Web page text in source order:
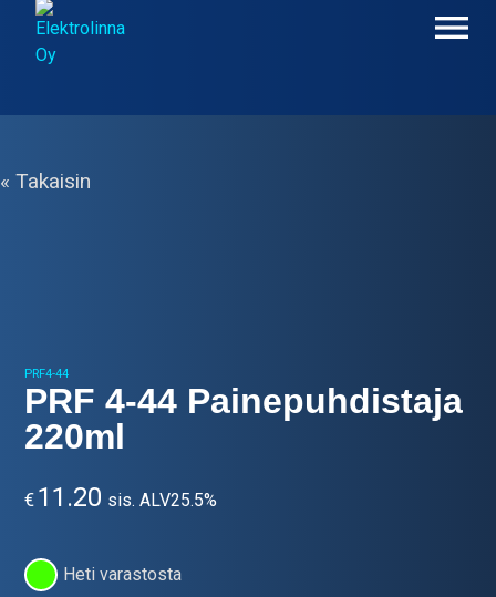
content
« Takaisin
PRF4-44
PRF 4-44 Painepuhdistaja
220ml
€ 11.20 sis. ALV25.5%
Heti varastosta